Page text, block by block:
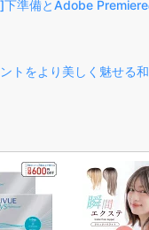
下準備とAdobe
トをより美しく魅せる